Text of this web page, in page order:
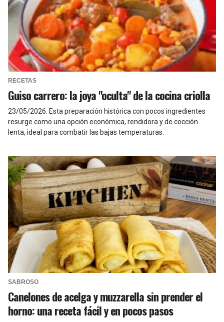
RECETAS
Guiso carrero: la joya "oculta" de la cocina criolla
23/05/2026 Esta preparación histórica con pocos ingredientes
resurge como una opción económica, rendidora y de cocción
lenta, ideal para combatir las bajas temperaturas.
SABROSO
Canelones de acelga y muzzarella sin prender el
horno: una receta fácil y en pocos pasos